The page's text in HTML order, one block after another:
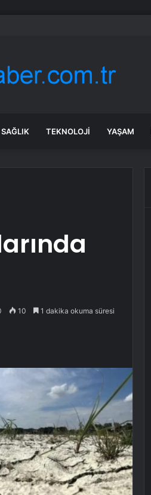
Etti
SAĞLIK TEKNOLOJI YAŞAM
10 1 dakika okuma süresi